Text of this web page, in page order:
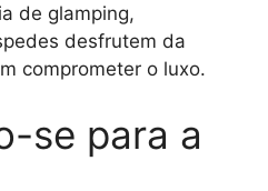
de glamping,
desfrutem da
comprometer o luxo.
se para a